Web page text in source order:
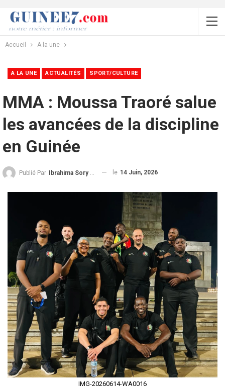
Accueil A la une
A LA UNE ACTUALITÉS SPORT/CULTURE
MMA : Moussa Traoré salue
les avancées de la discipline
en Guinée
Publié Par Ibrahima Sory Diallo le 14 Juin, 2026
IMG-20260614-WA0016